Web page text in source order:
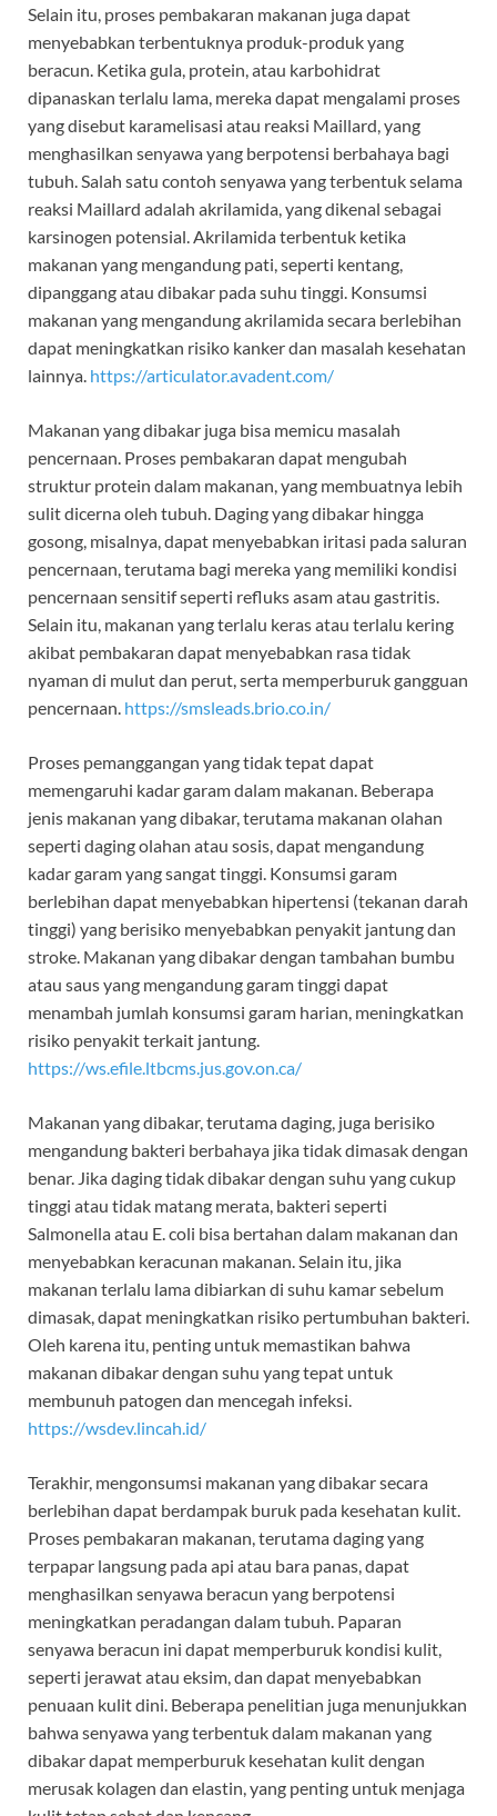
Selain itu, proses pembakaran makanan juga dapat
menyebabkan terbentuknya produk-produk yang
beracun. Ketika gula, protein, atau karbohidrat
dipanaskan terlalu lama, mereka dapat mengalami proses
yang disebut karamelisasi atau reaksi Maillard, yang
menghasilkan senyawa yang berpotensi berbahaya bagi
tubuh. Salah satu contoh senyawa yang terbentuk selama
reaksi Maillard adalah akrilamida, yang dikenal sebagai
karsinogen potensial. Akrilamida terbentuk ketika
makanan yang mengandung pati, seperti kentang,
dipanggang atau dibakar pada suhu tinggi. Konsumsi
makanan yang mengandung akrilamida secara berlebihan
dapat meningkatkan risiko kanker dan masalah kesehatan
lainnya. https://articulator.avadent.com/
Makanan yang dibakar juga bisa memicu masalah
pencernaan. Proses pembakaran dapat mengubah
struktur protein dalam makanan, yang membuatnya lebih
sulit dicerna oleh tubuh. Daging yang dibakar hingga
gosong, misalnya, dapat menyebabkan iritasi pada saluran
pencernaan, terutama bagi mereka yang memiliki kondisi
pencernaan sensitif seperti refluks asam atau gastritis.
Selain itu, makanan yang terlalu keras atau terlalu kering
akibat pembakaran dapat menyebabkan rasa tidak
nyaman di mulut dan perut, serta memperburuk gangguan
pencernaan. https://smsleads.brio.co.in/
Proses pemanggangan yang tidak tepat dapat
memengaruhi kadar garam dalam makanan. Beberapa
jenis makanan yang dibakar, terutama makanan olahan
seperti daging olahan atau sosis, dapat mengandung
kadar garam yang sangat tinggi. Konsumsi garam
berlebihan dapat menyebabkan hipertensi (tekanan darah
tinggi) yang berisiko menyebabkan penyakit jantung dan
stroke. Makanan yang dibakar dengan tambahan bumbu
atau saus yang mengandung garam tinggi dapat
menambah jumlah konsumsi garam harian, meningkatkan
risiko penyakit terkait jantung.
https://ws.efile.ltbcms.jus.gov.on.ca/
Makanan yang dibakar, terutama daging, juga berisiko
mengandung bakteri berbahaya jika tidak dimasak dengan
benar. Jika daging tidak dibakar dengan suhu yang cukup
tinggi atau tidak matang merata, bakteri seperti
Salmonella atau E. coli bisa bertahan dalam makanan dan
menyebabkan keracunan makanan. Selain itu, jika
makanan terlalu lama dibiarkan di suhu kamar sebelum
dimasak, dapat meningkatkan risiko pertumbuhan bakteri.
Oleh karena itu, penting untuk memastikan bahwa
makanan dibakar dengan suhu yang tepat untuk
membunuh patogen dan mencegah infeksi.
https://wsdev.lincah.id/
Terakhir, mengonsumsi makanan yang dibakar secara
berlebihan dapat berdampak buruk pada kesehatan kulit.
Proses pembakaran makanan, terutama daging yang
terpapar langsung pada api atau bara panas, dapat
menghasilkan senyawa beracun yang berpotensi
meningkatkan peradangan dalam tubuh. Paparan
senyawa beracun ini dapat memperburuk kondisi kulit,
seperti jerawat atau eksim, dan dapat menyebabkan
penuaan kulit dini. Beberapa penelitian juga menunjukkan
bahwa senyawa yang terbentuk dalam makanan yang
dibakar dapat memperburuk kesehatan kulit dengan
merusak kolagen dan elastin, yang penting untuk menjaga